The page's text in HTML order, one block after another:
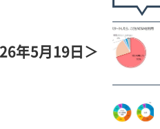
年5月19日＞